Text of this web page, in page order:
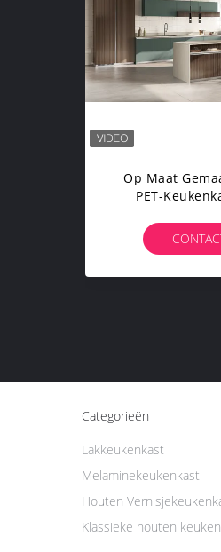
Op Maat
PET-
Categorieën
Klassieke houten
Lakkeukenkast
Melaminekeukenkast
Houten